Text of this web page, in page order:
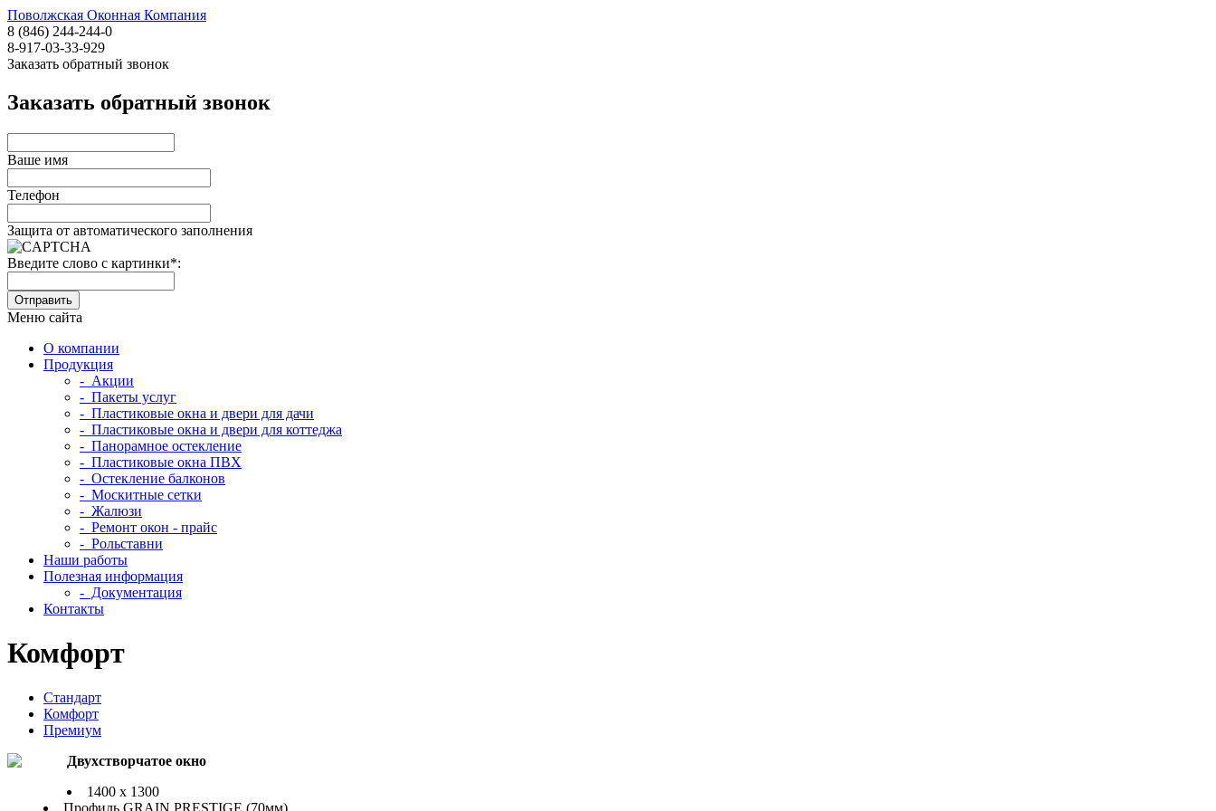
Поволжская Оконная Компания
8 (846) 244-244-0
8-917-03-33-929
Заказать обратный звонок
Заказать обратный звонок
Ваше имя
Телефон
Защита от автоматического заполнения
Введите слово с картинки*:
Меню сайта
О компании
Продукция
- Акции
- Пакеты услуг
- Пластиковые окна и двери для дачи
- Пластиковые окна и двери для коттеджа
- Панорамное остекление
- Пластиковые окна ПВХ
- Остекление балконов
- Москитные сетки
- Жалюзи
- Ремонт окон - прайс
- Рольставни
Наши работы
Полезная информация
- Документация
Контакты
Комфорт
Стандарт
Комфорт
Премиум
Двухстворчатое окно
1400 x 1300
Профиль GRAIN PRESTIGE (70мм)